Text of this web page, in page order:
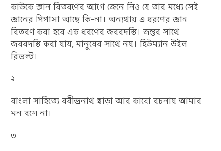
কাউকে জ্ঞান বিতরণের আগে জেনে নিও যে তার মধ্যে সেই
জ্ঞানের পিপাসা আছে কি-না। অন্যথায় এ ধরণের জ্ঞান
বিতরণ করা হবে এক ধরণের জবরদস্তি। জন্তুর সাথে
জবরদস্তি করা যায়, মানুষের সাথে নয়। হিউম্যান উইল
রিভল্ট।
২
বাংলা সাহিত্যে রবীন্দ্রনাথ ছাড়া আর কারো রচনায় আমার
মন বসে না।
৩